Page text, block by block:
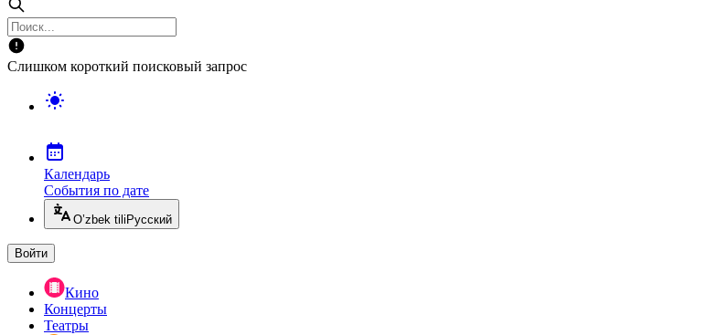
Слишком короткий поисковый запрос
Календарь
События по дате
O’zbek tili Русский
Войти
Кино
Концерты
Театры